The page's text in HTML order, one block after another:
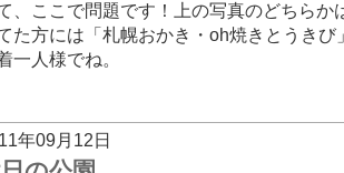
、ここで問題です！上の写真のどちらか
た方には「札幌おかき・oh焼きとうき
一人様でね。
年09月12日